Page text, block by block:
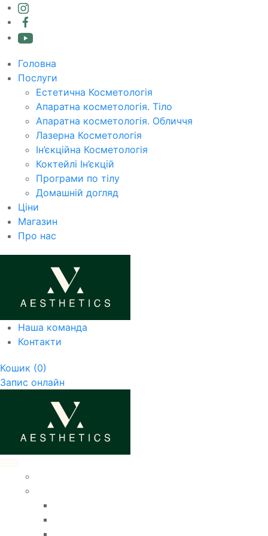
Головна
Послуги
Естетична Косметологія
Апаратна косметологія. Тіло
Апаратна косметологія. Обличчя
Лазерна Косметологія
Ін’єкційна Косметологія
Коктейлі Ін’єкцій
Програми по тілу
Домашній догляд
Ціни
Магазин
Про нас
Наша команда
Контакти
Кошик (0)
Запис онлайн